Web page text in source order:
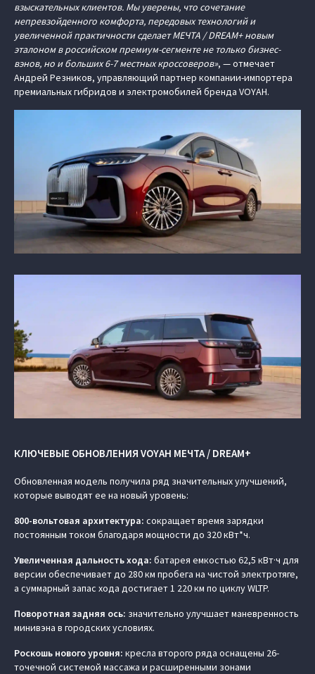
взыскательных клиентов. Мы уверены, что сочетание
непревзойденного комфорта, передовых технологий и
увеличенной практичности сделает МЕЧТА / DREAM+ новым
эталоном в российском премиум-сегменте не только бизнес-
вэнов, но и больших 6-7 местных кроссоверов», — отмечает
Андрей Резников, управляющий партнер компании-импортера
премиальных гибридов и электромобилей бренда VOYAH.
КЛЮЧЕВЫЕ ОБНОВЛЕНИЯ VOYAH МЕЧТА / DREAM+
Обновленная модель получила ряд значительных улучшений,
которые выводят ее на новый уровень:
800-вольтовая архитектура: сокращает время зарядки
постоянным током благодаря мощности до 320 кВт*ч.
Увеличенная дальность хода: батарея емкостью 62,5 кВт·ч для
версии обеспечивает до 280 км пробега на чистой электротяге,
а суммарный запас хода достигает 1 220 км по циклу WLTP.
Поворотная задняя ось: значительно улучшает маневренность
минивэна в городских условиях.
Роскошь нового уровня: кресла второго ряда оснащены 26-
точечной системой массажа и расширенными зонами